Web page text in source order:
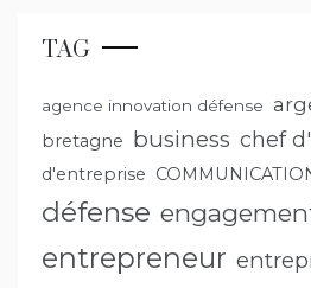
TAG
agence innovation défense
bretagne business chef
d'entreprise
défense
entrepreneur